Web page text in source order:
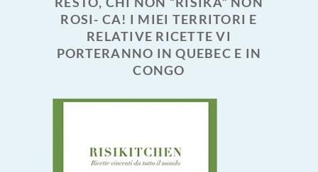
ROSI- CA! I MIEI TERRITORI E
RELATIVE RICETTE VI
PORTERANNO IN QUEBEC E IN
CONGO